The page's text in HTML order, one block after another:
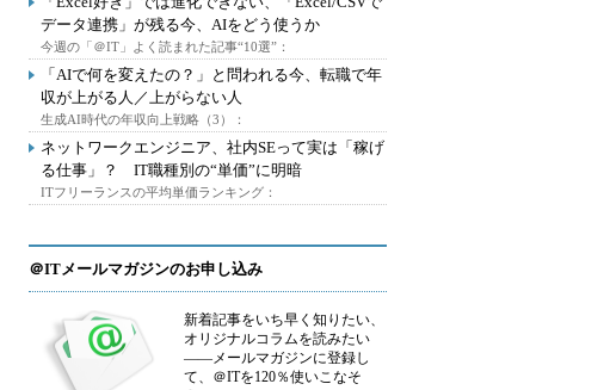
データ連携」が残る今、AIをどう使うか
今週の「＠IT」よく読まれた記事“10選”：
「AIで何を変えたの？」と問われる今、転職で年
収が上がる人／上がらない人
生成AI時代の年収向上戦略（3）：
ネットワークエンジニア、社内SEって実は「稼げ
る仕事」？ IT職種別の“単価”に明暗
ITフリーランスの平均単価ランキング：
＠ITメールマガジンのお申し込み
新着記事をいち早く知りたい、
オリジナルコラムを読みたい
――メールマガジンに登録し
て、＠ITを120％使いこなそ